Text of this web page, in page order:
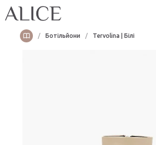
/ Ботільйони / Tervolina | Білі